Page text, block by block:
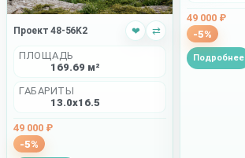
Проект 48-56K2 ❤ ⇄
ПЛОЩАДЬ
169.69 м²
ГАБАРИТЫ
13.0x16.5
49 000 ₽
-5%
49 000 ₽
-5%
Подробнее